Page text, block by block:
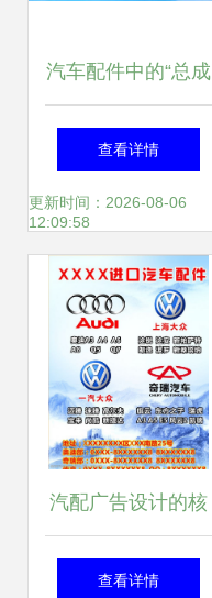
汽车配件中的“总成
都”是什么意思？
——以汽车内饰件
为例
查看详情
更新时间：2026-08-06
12:09:58
汽配广告设计的核
心要素与素材应用
查看详情